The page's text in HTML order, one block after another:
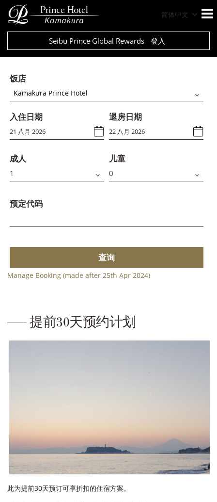
简体中文
Seibu Prince Global Rewards 登入
饭店
Kamakura Prince Hotel
入住日期 退房日期
成人 儿童
预定代码
查询
Manage Booking (made after 25th Apr 2024)
提前30天预约计划
此为提前30天预订可享折扣的住宿方案。